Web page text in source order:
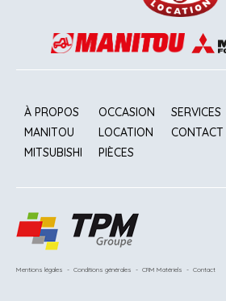
À PROPOS
MANITOU
MITSUBISHI
OCCASION
LOCATION
PIÈCES
SERVICES
CONTACT
Mentions légales - Conditions générales - CRM Matériels - Contact